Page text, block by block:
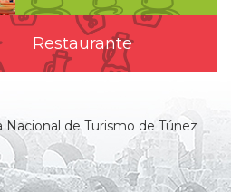
Restaurante
de Turismo de Túnez